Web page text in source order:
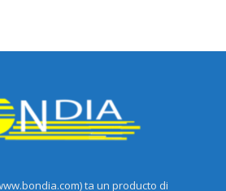
ta un producto di